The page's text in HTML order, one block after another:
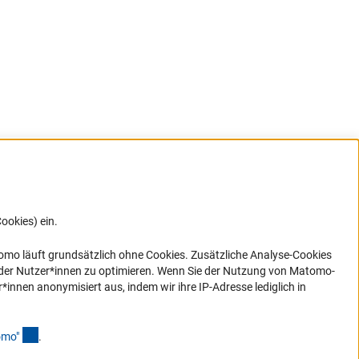
ein.
Link)
läuft grundsätzlich ohne Cookies. Zusätzliche Analyse-Cookies
Nutzer*innen zu optimieren. Wenn Sie der Nutzung von Matomo-
anonymisiert aus, indem wir ihre IP-Adresse lediglich in
" .